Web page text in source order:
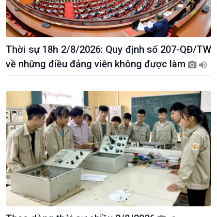
Thời sự 18h 2/8/2026: Quy định số 207-QĐ/TW
về những điều đảng viên không được làm